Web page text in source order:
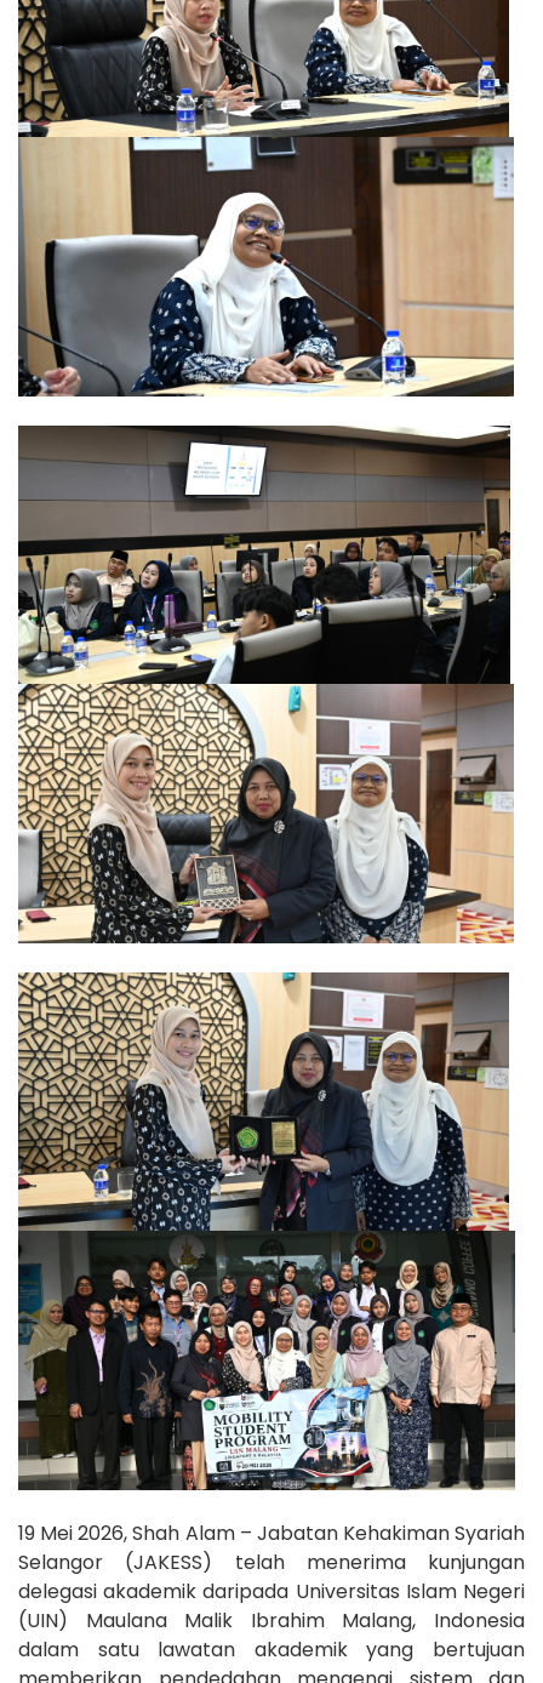
19 Mei 2026, Shah Alam – Jabatan Kehakiman Syariah
Selangor (JAKESS) telah menerima kunjungan
delegasi akademik daripada Universitas Islam Negeri
(UIN) Maulana Malik Ibrahim Malang, Indonesia
dalam satu lawatan akademik yang bertujuan